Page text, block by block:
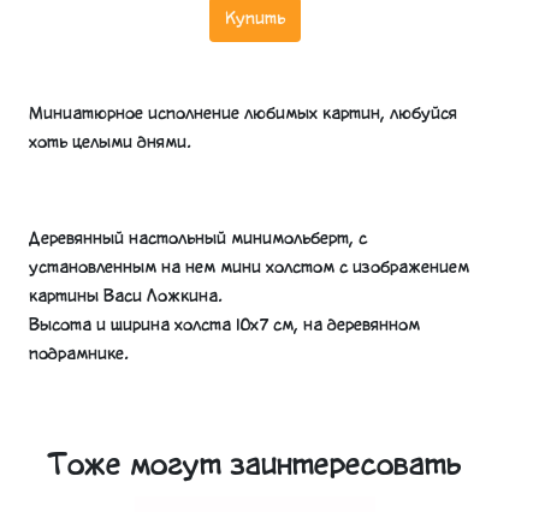
Купить
Миниатюрное исполнение любимых картин, любуйся
хоть целыми днями.
Деревянный настольный минимольберт, с
установленным на нем мини холстом с изображением
картины Васи Ложкина.
Высота и ширина холста 10х7 см, на деревянном
подрамнике.
Тоже могут заинтересовать